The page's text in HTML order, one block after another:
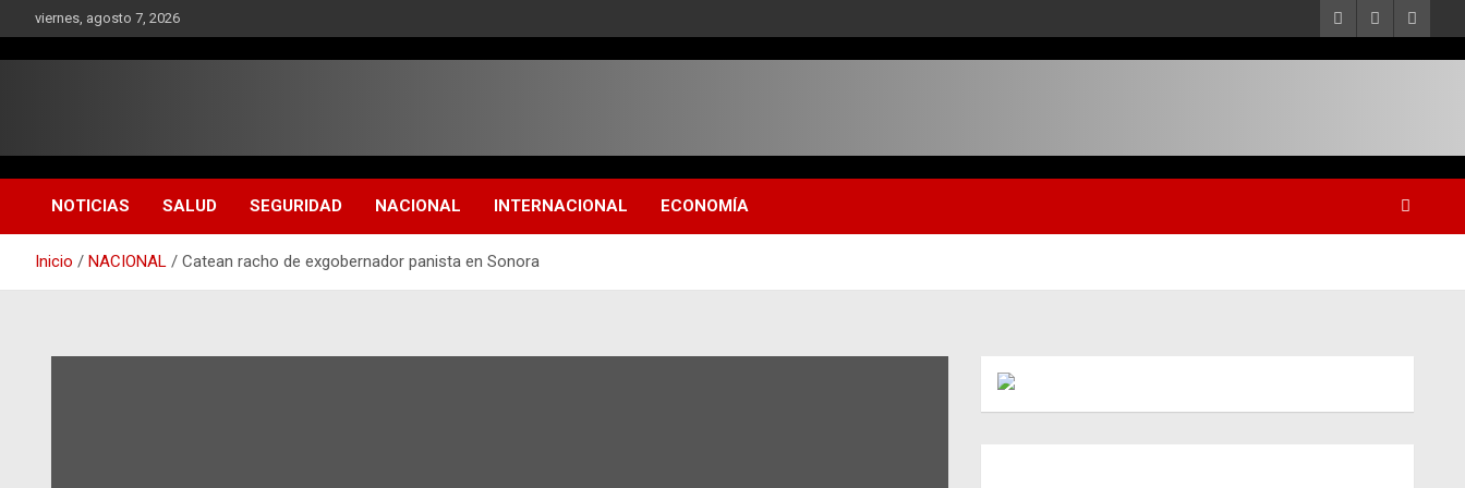
al
contenido
viernes, agosto 7, 2026
NOTICIAS SALUD SEGURIDAD NACIONAL INTERNACIONAL ECONOMÍA
Inicio NACIONAL Catean racho de exgobernador panista en Sonora